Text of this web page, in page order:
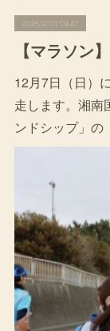
2025.12.01 04:47
【マラソン
12月7日（日）
走します。湘南
ンドシップ」